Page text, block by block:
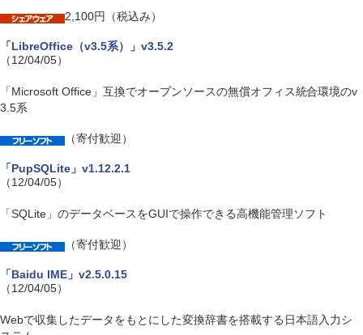
2,100円（税込み）
「LibreOffice（v3.5系）」v3.5.2
（12/04/05）
「Microsoft Office」互換でオープンソースの無償オフィス統合環境のv
3.5系
（寄付歓迎）
「PupSQLite」v1.12.2.1
（12/04/05）
「SQLite」のデータベースをGUIで操作できる高機能管理ソフト
（寄付歓迎）
「Baidu IME」v2.5.0.15
（12/04/05）
Webで収集したデータをもとにした変換辞書を搭載する日本語入力シ